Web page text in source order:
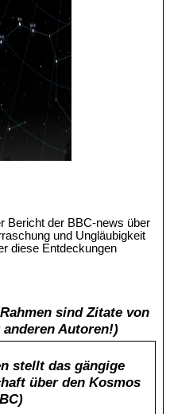
Bericht der BBC-news über
und Ungläubigkeit
diese Entdeckungen
sind Zitate von
Autoren!)
stellt das gängige
über den Kosmos